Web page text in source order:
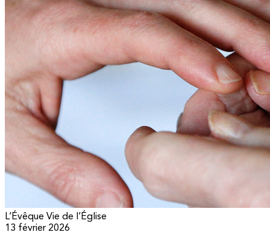
L’Évêque Vie de l’Église
13 février 2026